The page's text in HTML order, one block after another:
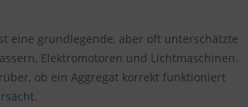
eine grundlegende, aber oft unterschätzte
Elektromotoren und Lichtmaschinen.
ob ein Aggregat korrekt funktioniert